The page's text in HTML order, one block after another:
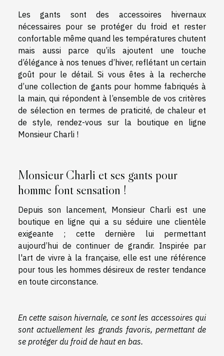
Les gants sont des accessoires hivernaux
nécessaires pour se protéger du froid et rester
confortable même quand les températures chutent
mais aussi parce qu’ils ajoutent une touche
d’élégance à nos tenues d’hiver, reflétant un certain
goût pour le détail. Si vous êtes à la recherche
d’une collection de gants pour homme fabriqués à
la main, qui répondent à l’ensemble de vos critères
de sélection en termes de praticité, de chaleur et
de style, rendez-vous sur la boutique en ligne
Monsieur Charli !
Monsieur Charli et ses gants pour
homme font sensation !
Depuis son lancement, Monsieur Charli est une
boutique en ligne qui a su séduire une clientèle
exigeante ; cette dernière lui permettant
aujourd’hui de continuer de grandir. Inspirée par
l'art de vivre à la française, elle est une référence
pour tous les hommes désireux de rester tendance
en toute circonstance.
En cette saison hivernale, ce sont les accessoires qui
sont actuellement les grands favoris, permettant de
se protéger du froid de haut en bas.